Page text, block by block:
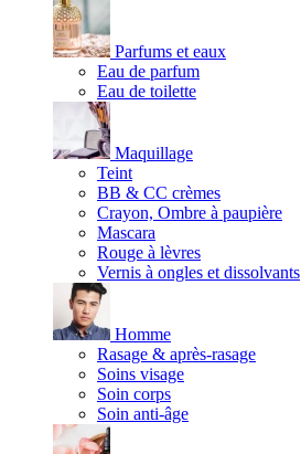
Parfums et eaux
Eau de parfum
Eau de toilette
Maquillage
Teint
BB & CC crèmes
Crayon, Ombre à paupière
Mascara
Rouge à lèvres
Vernis à ongles et dissolvants
Homme
Rasage & après-rasage
Soins visage
Soin corps
Soin anti-âge